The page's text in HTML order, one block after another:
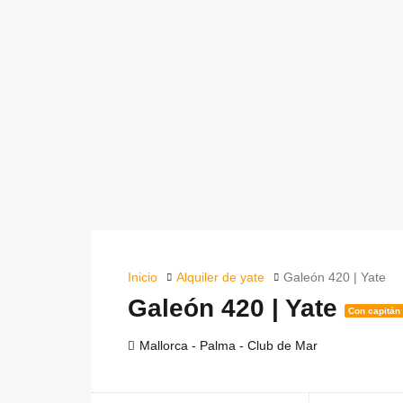
Inicio Alquiler de yate Galeón 420 | Yate
Galeón 420 | Yate Con capitán
Mallorca - Palma - Club de Mar